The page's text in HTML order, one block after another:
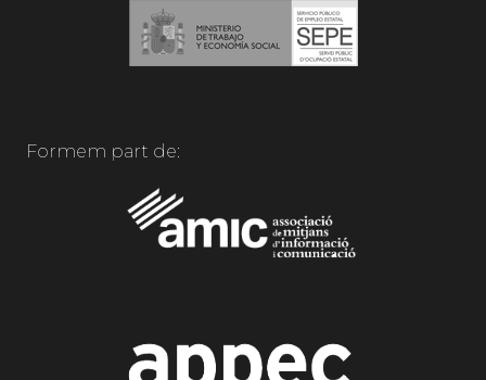
Formem part de: